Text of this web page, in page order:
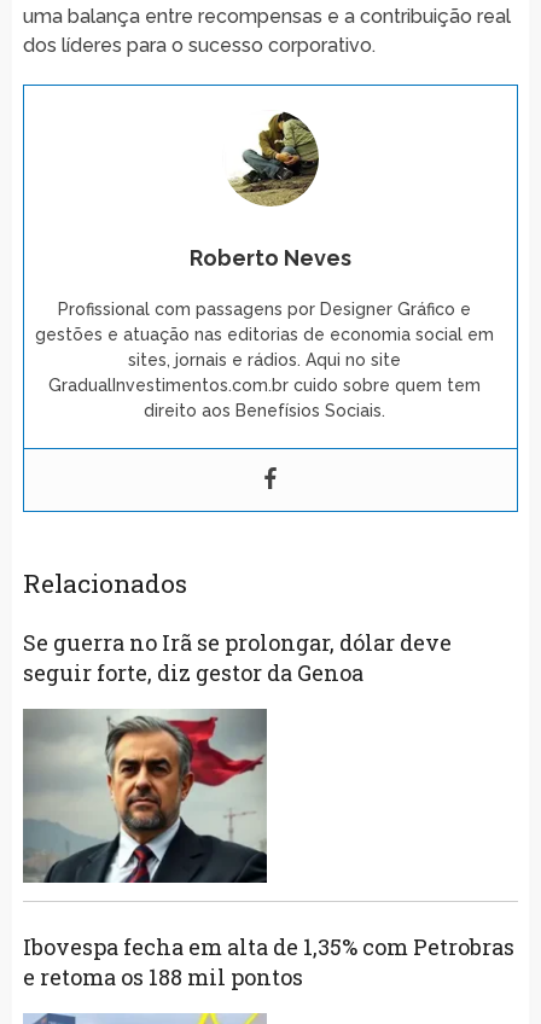
uma balança entre recompensas e a contribuição real
dos líderes para o sucesso corporativo.
Roberto Neves
Profissional com passagens por Designer Gráfico e
gestões e atuação nas editorias de economia social em
sites, jornais e rádios. Aqui no site
GradualInvestimentos.com.br cuido sobre quem tem
direito aos Benefísios Sociais.
Relacionados
Se guerra no Irã se prolongar, dólar deve
seguir forte, diz gestor da Genoa
Ibovespa fecha em alta de 1,35% com Petrobras
e retoma os 188 mil pontos